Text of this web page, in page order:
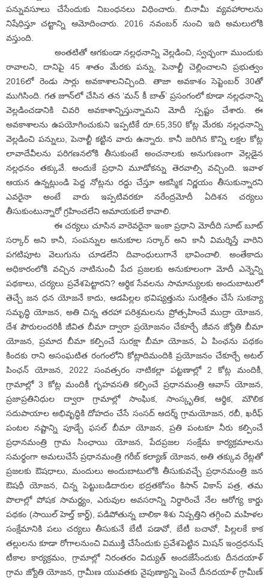
పన్నువసూలు చేసేందుకు నిబంధనలు విధించారు. బినామీ వ్యవహారాలను
నిషేధిస్తూ చట్టాన్ని ఆమోదించారు. 2016 నవంబర్‌ నుంచి ఇది అమలులోకి
వస్తుంది.
అంతటితో ఆగకుండా నల్లధనాన్ని వెల్లడించి, స్వచ్ఛంగా ముందుకు
రావాలని, దానిపై 45 శాతం మేరకు పన్ను, పెనాల్టీ చెల్లించాలని ప్రభుత్వం
2016లో రెండు సార్లు అవకాశాలనిచ్చింది. తాజా అవకాశం సెప్టెంబర్‌ 30తో
ముగిసింది. గత జూన్‌లో చేసిన తన ‘మన్‌ కీ బాత్‌’ ప్రసంగంలో కూడా నల్లధనాన్ని
వెల్లడించడానికి చివరి అవకాశాన్నిస్తున్నామని మోదీ స్పష్టం చేశారు. ఈ
అవకాశాలను ఉపయోగించుకుని ఇప్పటికే రూ.65,350 కోట్ల మేరకు నల్లధనాన్ని
వెల్లడించి పన్నులు, పెనాల్టీ కట్టిన వారు ఉన్నారు. కానీ జరిగిన కొన్ని లక్షల కోట్ల
లావాదేవీలను పరిగణనలోకి తీసుకుంటే అంచనాలకు అనుగుణంగా వెల్లడైన
నల్లధనం తక్కువే. అందుకే ప్రధాని మూడోకన్ను తెరవాల్సి వచ్చింది. ఇవాళ
ఆయన ఉన్నట్లుండి పెద్ద నోట్లను రద్దు చేస్తూ ఆకస్మిక నిర్ణయం తీసుకున్నారని
ఎవరైనా అంటే వారు ఇప్పటివరకూ నరేంద్రమోదీ ఏదిశన చర్యలు
తీసుకుంటున్నారో గ్రహించలేని అమాయకులే కావాలి.
ఈ చర్యలు చూసిన వారెవరైనా ఇంకా ప్రధాని మోదీది సూట్‌ బూట్‌
సర్కార్‌ అని కానీ, సంపన్నుల అనుకూల సర్కార్‌ అని కానీ విమర్శిస్తే వారిని
పగటిపూట వెలుగును చూడలేని దివాంధులుగానే భావించాలి. అంతేకాదు
అధికారంలోకి వచ్చిన నాటినుంచీ పేద ప్రజలకు అనుకూలంగా మోదీ ఎన్నెన్ని
పథకాలు, చర్యలు ప్రవేశపెట్టారని? ఆర్థిక సేవలను సామాన్యులకు అందుబాటులో
తెచ్చే జన ధన యోజనే కాదు, ఆడపిల్లల భవిష్యత్తును సురక్షితం చేసే సుకన్యా
సమృద్ధి యోజన, అతి చిన్న తరహా పరిశ్రమలను ప్రోత్సహించే ముద్రా యోజన,
దేశ పౌరులందరికీ జీవిత బీమా ద్వారా ప్రయోజనం చేకూర్చే జీవన జ్యోతి బీమా
యోజన, ప్రమాద బీమా కల్పించే సురక్షా బీమా యోజన, ఏ పింఛను పథకం
కిందకు రాని అసంఘటిత రంగంలోని కోట్లాదిమందికి ప్రయోజనం చేకూర్చే అటల్‌
పింఛన్‌ యోజన, 2022 సంవత్సరం నాటికల్లా పట్టణాల్లో 2 కోట్ల మందికీ,
గ్రామాల్లో 3 కోట్ల మందికీ గృహవసతి కల్పించే ప్రధానమంత్రి ఆవాస్‌ యోజన,
ప్రజాప్రతినిధుల ద్వారా గ్రామాల్లో సాంఘిక, సాంస్కృతిక, ఆర్థిక, మౌలిక
సదుపాయాల అభివృద్ధికి దోహదం చేసే సంసద్‌ ఆదర్శ్‌ గ్రామయోజన, రబీ, ఖరీఫ్‌
పంటల నష్టాన్ని పూడ్చే ఫసల్‌ బీమా యోజన, ప్రతి పంటకూ నీరు కల్పించే
ప్రధానమంత్రి గ్రామ సింఛాయి యోజన, పేదప్రజల సంక్షేమ కార్యక్రమాలను
సమర్థంగా అమలుచేసే ప్రధానమంత్రి గరీబ్‌ కల్యాణ్‌ యోజన, అతి తక్కువ రేట్లతో
ప్రజలకు ఔషధాలు, మందులు అందుబాటులోకి తీసుకువచ్చే ప్రధానమంత్రి జన
ఔషధీ యోజన, చిన్న పెట్టుబడిదారుల భద్రతకోసం కిసాన్‌ వికాస్‌ పత్ర, తమ
పొలాల్లో పోషక సామర్థ్యం, ఎరువుల అవసరాన్ని నిర్ధారించే నేల ఆరోగ్య కార్డు
పథకం (సాయిల్‌ హెల్త్‌ కార్డ్‌), పడిపోతున్న బాలికా శిశు నిష్పత్తిని తగ్గించి మహిళల
సంక్షేమానికి పలు చర్యలు తీసుకునే బేటీ పడావో, బేటీ బచావో, పిల్లలకే కాక
తల్లులను కూడా రోగాలనుంచి విముక్తి చేసేందుకు ప్రవేశపెట్టిన మిషన్‌ ఇంద్రధనుష్‌
టీకాల కార్యక్రమం, గ్రామాల్లో నిరంతరం విద్యుత్‌ అందజేసేందుకు దీనదయాళ్‌
గ్రామ జ్యోతి యోజన, గ్రామీణ యువతకు నైపుణ్యాన్ని పెంచే దీనదయాళ్‌ గ్రామీణ్‌